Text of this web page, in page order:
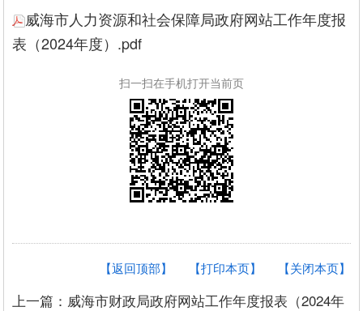
威海市人力资源和社会保障局政府网站工作年度报
表（2024年度）.pdf
扫一扫在手机打开当前页
【关闭本页】
【打印本页】
【返回顶部】
上一篇：威海市财政局政府网站工作年度报表（2024年